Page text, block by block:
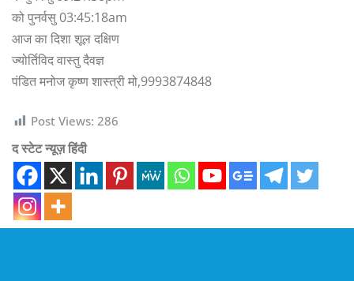
को पुनर्वसु 03:45:18am
आज का दिशा शूल दक्षिण
ज्योर्तिविद वास्तु दैवज्ञ
पंडित मनोज कृष्ण शास्त्री मो,9993874848
Post Views: 286
द स्टेट न्यूज़ हिंदी